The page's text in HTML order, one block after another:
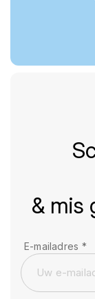
& mis
E-mailadres *